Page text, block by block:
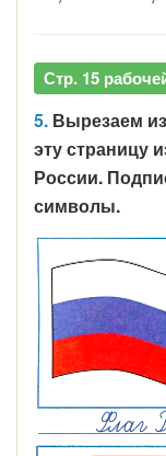
Стр. 15
5. Вырезаем
эту страницу
России.
символы.